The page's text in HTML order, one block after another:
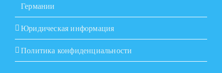
Германии
Юридическая информация
Политика конфиденциальности